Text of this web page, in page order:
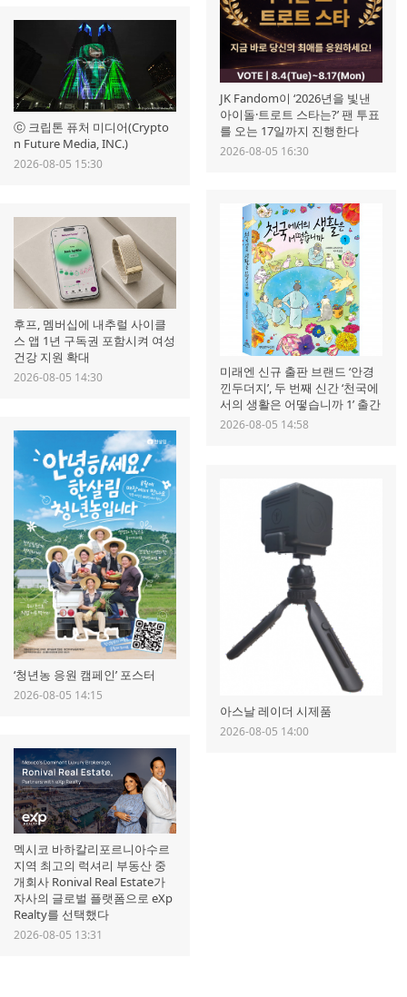
JK Fandom이 ‘2026년을 빛낸
아이돌·트로트 스타는?’ 팬 투표
를 오는 17일까지 진행한다
2026-08-05 16:30
ⓒ 크립톤 퓨처 미디어(Crypto
n Future Media, INC.)
2026-08-05 15:30
미래엔 신규 출판 브랜드 ‘안경
낀두더지’, 두 번째 신간 ‘천국에
서의 생활은 어떻습니까 1’ 출간
2026-08-05 14:58
후프, 멤버십에 내추럴 사이클
스 앱 1년 구독권 포함시켜 여성
건강 지원 확대
2026-08-05 14:30
‘청년농 응원 캠페인’ 포스터
2026-08-05 14:15
아스날 레이더 시제품
2026-08-05 14:00
멕시코 바하칼리포르니아수르
지역 최고의 럭셔리 부동산 중
개회사 Ronival Real Estate가
자사의 글로벌 플랫폼으로 eXp
Realty를 선택했다
2026-08-05 13:31